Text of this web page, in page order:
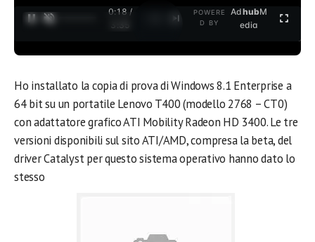
0:18 /
3:35
POWERE
D BY
AdhubM
edia
Ho installato la copia di prova di Windows 8.1 Enterprise a
64 bit su un portatile Lenovo T400 (modello 2768 – CT0)
con adattatore grafico ATI Mobility Radeon HD 3400. Le tre
versioni disponibili sul sito ATI/AMD, compresa la beta, del
driver Catalyst per questo sistema operativo hanno dato lo
stesso